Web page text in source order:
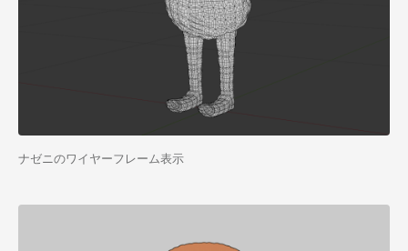
ナゼニのワイヤーフレーム表示